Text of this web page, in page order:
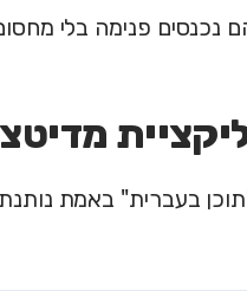
פנימה בלי
בעברית" באמת